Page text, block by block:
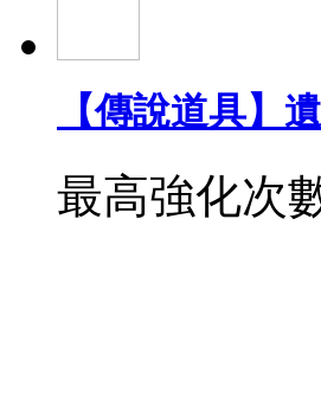
【傳說道具】
最高強化次